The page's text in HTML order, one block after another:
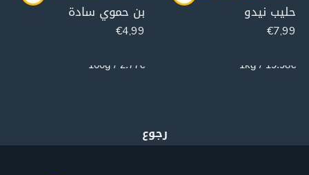
حليب نيدو
€7,99
19.98€ / 1kg
بن حموي سادة
€4,99
2.77€ / 100g